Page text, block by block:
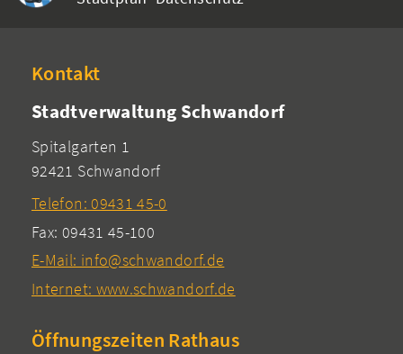
Kontakt
Stadtverwaltung Schwandorf
Spitalgarten 1
92421 Schwandorf
Telefon: 09431 45-0
Fax: 09431 45-100
E-Mail: info@schwandorf.de
Internet: www.schwandorf.de
Öffnungszeiten Rathaus